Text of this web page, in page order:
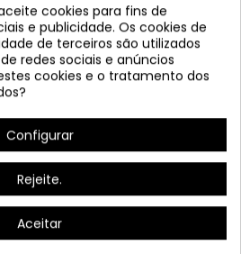
cookies para fins de
e publicidade. Os cookies de
de terceiros são utilizados
redes sociais e anúncios
cookies e o tratamento dos
Configurar
Rejeite.
Aceitar